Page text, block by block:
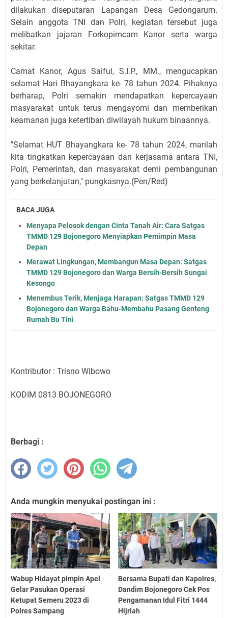
dilakukan diseputaran Lapangan Desa Gedongarum.
Selain anggota TNI dan Polri, kegiatan tersebut juga
melibatkan jajaran Forkopimcam Kanor serta warga
sekitar.
Camat Kanor, Agus Saiful, S.I.P., MM., mengucapkan
selamat Hari Bhayangkara ke- 78 tahun 2024. Pihaknya
berharap, Polri semakin mendapatkan kepercayaan
masyarakat untuk terus mengayomi dan memberikan
keamanan juga ketertiban diwilayah hukum binaannya.
"Selamat HUT Bhayangkara ke- 78 tahun 2024, marilah
kita tingkatkan kepercayaan dan kerjasama antara TNI,
Polri, Pemerintah, dan masyarakat demi pembangunan
yang berkelanjutan," pungkasnya.(Pen/Red)
BACA JUGA
Menyapa Pelosok dengan Cinta Tanah Air: Cara Satgas
TMMD 129 Bojonegoro Menyiapkan Pemimpin Masa
Depan
Merawat Lingkungan, Membangun Masa Depan: Satgas
TMMD 129 Bojonegoro dan Warga Bersih-Bersih Sungai
Kesongo
Menembus Terik, Menjaga Harapan: Satgas TMMD 129
Bojonegoro dan Warga Bahu-Membahu Pasang Genteng
Rumah Bu Tini
Kontributor : Trisno Wibowo
KODIM 0813 BOJONEGORO
Berbagi :
Anda mungkin menyukai postingan ini :
Wabup Hidayat pimpin Apel
Gelar Pasukan Operasi
Ketupat Semeru 2023 di
Polres Sampang
Bersama Bupati dan Kapolres,
Dandim Bojonegoro Cek Pos
Pengamanan Idul Fitri 1444
Hijriah